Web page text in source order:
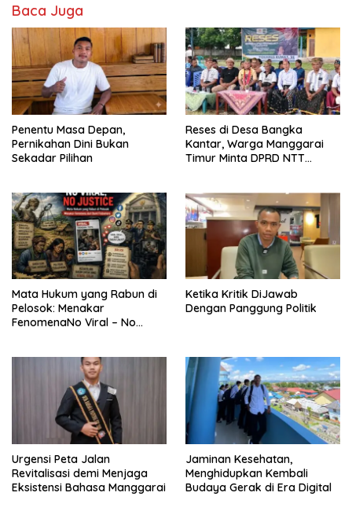
Baca Juga
Penentu Masa Depan,
Pernikahan Dini Bukan
Sekadar Pilihan
Reses di Desa Bangka
Kantar, Warga Manggarai
Timur Minta DPRD NTT
Bersubsidi Bagi Penunggak
Pajak
Mata Hukum yang Rabun di
Pelosok: Menakar
FenomenaNo Viral – No
Ketika Kritik DiJawab
Dengan Panggung Politik
Urgensi Peta Jalan
Revitalisasi demi Menjaga
Eksistensi Bahasa Manggarai
Jaminan Kesehatan,
Menghidupkan Kembali
Budaya Gerak di Era Digital